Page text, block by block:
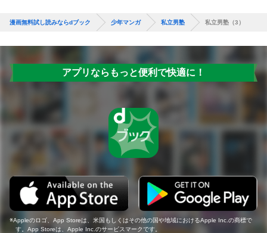
漫画無料試し読みならdブック 少年マンガ 私立男塾 私立男塾（3）
アプリならもっと便利で快適に！
Appleのロゴ、App Storeは、米国もしくはその他の国や地域におけるApple Inc.の商標で
す。App Storeは、Apple Inc.のサービスマークです。